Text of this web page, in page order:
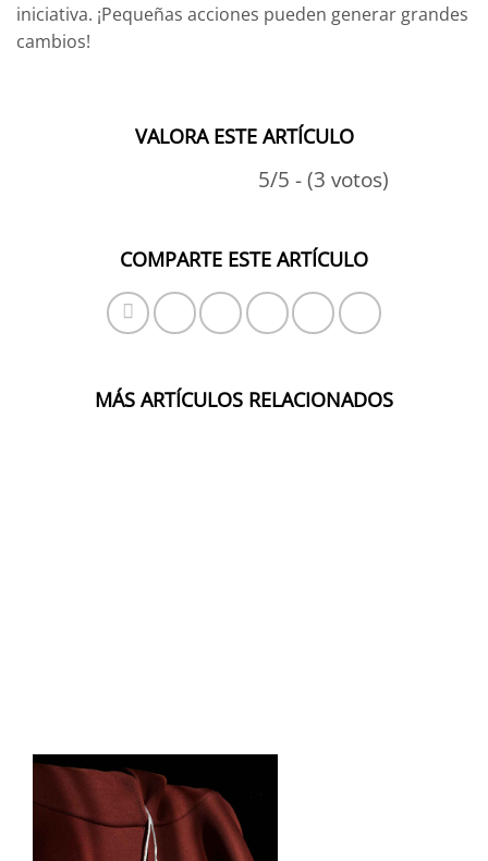
iniciativa. ¡Pequeñas acciones pueden generar grandes
cambios!
VALORA ESTE ARTÍCULO
5/5 - (3 votos)
COMPARTE ESTE ARTÍCULO
MÁS ARTÍCULOS RELACIONADOS